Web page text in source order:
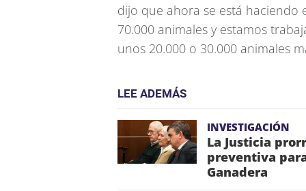
dijo que ahora se está haciendo
70.000 animales y estamos
unos 20.000 o 30.000 animales
LEE ADEMÁS
INVESTIGACIÓN
La Justicia
preventiva
Ganadera